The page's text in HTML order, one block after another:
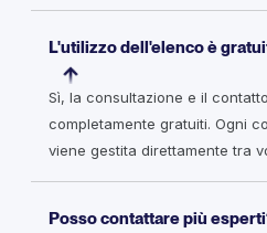
L'utilizzo dell'elenco è
Sì, la consultazione e il
completamente gratuiti. Ogni
viene gestita direttamente tra
Posso contattare più